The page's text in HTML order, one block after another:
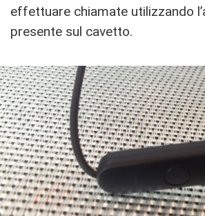
effettuare chiamate utilizzando
presente sul cavetto.